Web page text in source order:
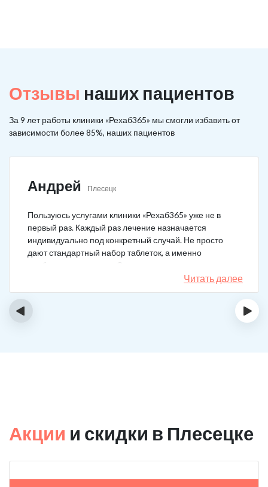
Отзывы наших пациентов
За 9 лет работы клиники «Рехаб365» мы смогли избавить от
зависимости более 85%, наших пациентов
Андрей Плесецк
Пользуюсь услугами клиники «Рехаб365» уже не в
первый раз. Каждый раз лечение назначается
индивидуально под конкретный случай. Не просто
дают стандартный набор таблеток, а именно
подбирается лечение. Специально сравнил
назначения, они отличаются. Клиника делает скидку
на последующие вызовы за оставленный отзыв! Я
Читать далее
‹ ›
Акции и скидки в Плесецке